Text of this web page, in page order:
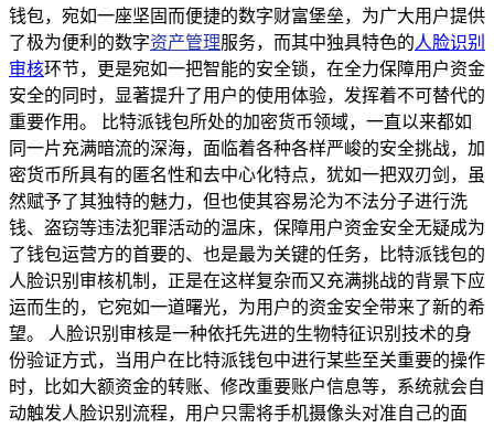
钱包，宛如一座坚固而便捷的数字财富堡垒，为广大用户提供
了极为便利的数字资产管理服务，而其中独具特色的人脸识别
审核环节，更是宛如一把智能的安全锁，在全力保障用户资金
安全的同时，显著提升了用户的使用体验，发挥着不可替代的
重要作用。 比特派钱包所处的加密货币领域，一直以来都如
同一片充满暗流的深海，面临着各种各样严峻的安全挑战，加
密货币所具有的匿名性和去中心化特点，犹如一把双刃剑，虽
然赋予了其独特的魅力，但也使其容易沦为不法分子进行洗
钱、盗窃等违法犯罪活动的温床，保障用户资金安全无疑成为
了钱包运营方的首要的、也是最为关键的任务，比特派钱包的
人脸识别审核机制，正是在这样复杂而又充满挑战的背景下应
运而生的，它宛如一道曙光，为用户的资金安全带来了新的希
望。 人脸识别审核是一种依托先进的生物特征识别技术的身
份验证方式，当用户在比特派钱包中进行某些至关重要的操作
时，比如大额资金的转账、修改重要账户信息等，系统就会自
动触发人脸识别流程，用户只需将手机摄像头对准自己的面